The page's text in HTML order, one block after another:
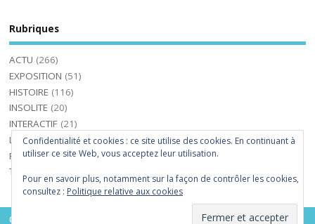
Rubriques
ACTU (266)
EXPOSITION (51)
HISTOIRE (116)
INSOLITE (20)
INTERACTIF (21)
LIVRES(36)
PHOTOS-VIDEOS(31)
TOURISME
Copyright ©2026. MayAzteque
Confidentialité et cookies : ce site utilise des cookies. En continuant à
utiliser ce site Web, vous acceptez leur utilisation.
Pour en savoir plus, notamment sur la façon de contrôler les cookies,
consultez : Politique relative aux cookies